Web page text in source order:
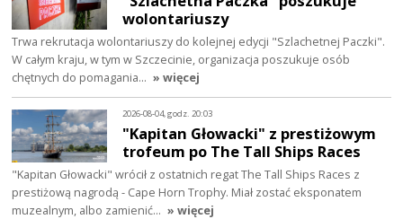
wolontariuszy
Trwa rekrutacja wolontariuszy do kolejnej edycji "Szlachetnej Paczki".
W całym kraju, w tym w Szczecinie, organizacja poszukuje osób
chętnych do pomagania… » więcej
2026-08-04, godz. 20:03
"Kapitan Głowacki" z prestiżowym
trofeum po The Tall Ships Races
"Kapitan Głowacki" wrócił z ostatnich regat The Tall Ships Races z
prestiżową nagrodą - Cape Horn Trophy. Miał zostać eksponatem
muzealnym, albo zamienić… » więcej